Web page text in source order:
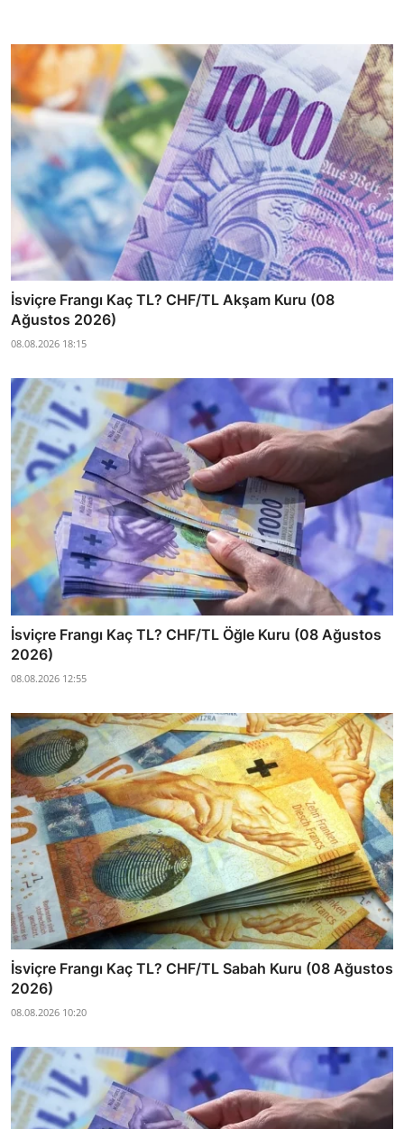
İsviçre Frangı Kaç TL? CHF/TL Akşam Kuru (08
Ağustos 2026)
08.08.2026 18:15
İsviçre Frangı Kaç TL? CHF/TL Öğle Kuru (08 Ağustos
2026)
08.08.2026 12:55
İsviçre Frangı Kaç TL? CHF/TL Sabah Kuru (08 Ağustos
2026)
08.08.2026 10:20